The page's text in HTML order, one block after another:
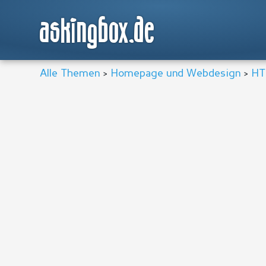
askingbox.de
Alle Themen > Homepage und Webdesign >